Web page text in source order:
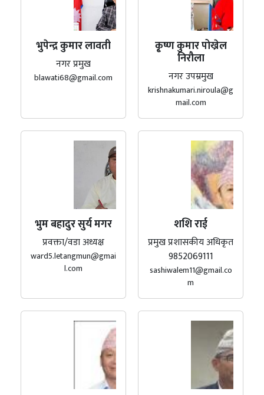
भुपेन्द्र कुमार लावती
नगर प्रमुख
blawati68@gmail.com
कृ्ष्ण कुमार पोख्रेल
निरौला
नगर उपम्रमुख
krishnakumari.niroula@g
mail.com
भुम बहादुर सुर्य मगर
प्रवक्ता/वडा अध्यक्ष
ward5.letangmun@gmai
l.com
शशि राई
प्रमुख प्रशासकीय अधिकृत
9852069111
sashiwalem11@gmail.co
m